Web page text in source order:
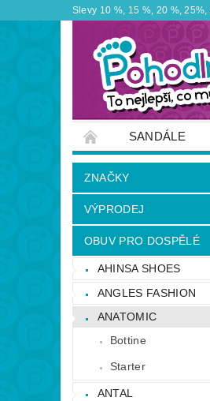
Slevy 10 %, 15 %, 20 %,
SANDÁLE
ZNAČKY
OTEVÍRACÍ DOBA
NAPIŠTE NÁM
ZNAČKY
VÝPRODEJ
OBUV PRO DOSPĚLÉ
AHINSA SHOES
ANGLES FASHION
ANATOMIC
Bottine
Starter
ANTAL